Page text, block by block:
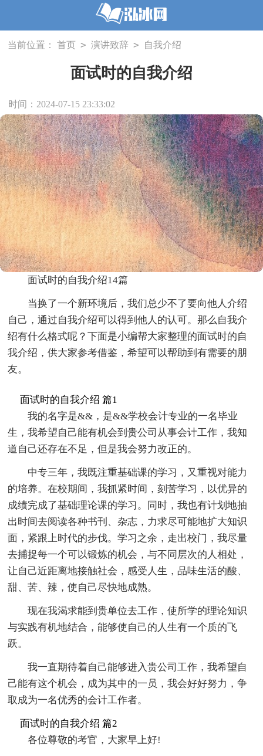
当前位置： 首页 > 演讲致辞 > 自我介绍
面试时的自我介绍
时间：2024-07-15 23:33:02
面试时的自我介绍14篇
当换了一个新环境后，我们总少不了要向他人介绍
自己，通过自我介绍可以得到他人的认可。那么自我介
绍有什么格式呢？下面是小编帮大家整理的面试时的自
我介绍，供大家参考借鉴，希望可以帮助到有需要的朋
友。
面试时的自我介绍 篇1
我的名字是&&，是&&学校会计专业的一名毕业
生，我希望自己能有机会到贵公司从事会计工作，我知
道自己还存在不足，但是我会努力改正的。
中专三年，我既注重基础课的学习，又重视对能力
的培养。在校期间，我抓紧时间，刻苦学习，以优异的
成绩完成了基础理论课的学习。同时，我也有计划地抽
出时间去阅读各种书刊、杂志，力求尽可能地扩大知识
面，紧跟上时代的步伐。学习之余，走出校门，我尽量
去捕捉每一个可以锻炼的机会，与不同层次的人相处，
让自己近距离地接触社会，感受人生，品味生活的酸、
甜、苦、辣，使自己尽快地成熟。
现在我渴求能到贵单位去工作，使所学的理论知识
与实践有机地结合，能够使自己的人生有一个质的飞
跃。
我一直期待着自己能够进入贵公司工作，我希望自
己能有这个机会，成为其中的一员，我会好好努力，争
取成为一名优秀的会计工作者。
面试时的自我介绍 篇2
各位尊敬的考官，大家早上好!